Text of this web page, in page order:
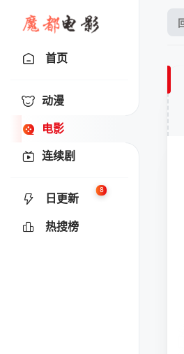
首页
动漫
电影
连续剧
日更新
8
热搜榜